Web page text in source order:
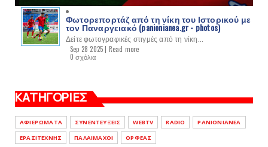
Φωτορεπορτάζ από τη νίκη του Ιστορικού με
τον Παναργειακό (panionianea.gr - photos)
Δείτε φωτογραφικές στιγμές από τη νίκη...
Sep 28 2025 | Read more
0 σχόλια
ΚΑΤΗΓΟΡΙΕΣ
ΑΦΙΕΡΩΜΑΤΑ ΣΥΝΕΝΤΕΥΞΕΙΣ WEBTV RADIO
PANIONIANEA
ΕΡΑΣΙΤΕΧΝΗΣ
ΠΑΛΑΙΜΑΧΟΙ ΟΡΦΕΑΣ